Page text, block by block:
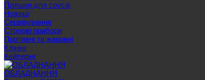
Пляшки для соусів
Ножиці
Сервірування
Cтолові прибори
Противні та жаровні
Клінінг
Кейтерінг
ОБЛАДНАННЯ